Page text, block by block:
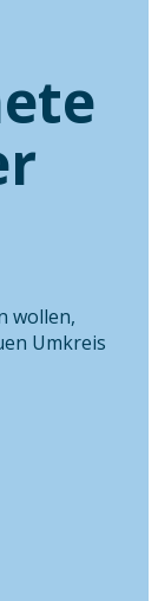
wollen,
Umkreis